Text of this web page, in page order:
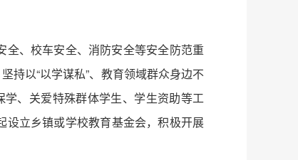
全、校车安全、消防安全等安全防范重
持以“以学谋私”、教育领域群众身边不
、关爱特殊群体学生、学生资助等工
设立乡镇或学校教育基金会，积极开展